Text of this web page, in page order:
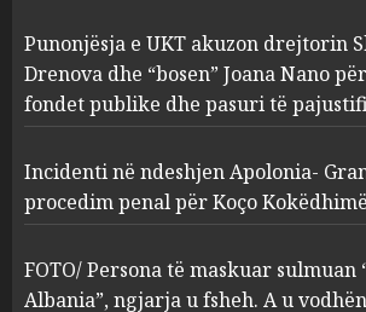
2
Apolonia-
procedim
Kokëdhimën
MARCH 27, 2025
FOTO/ Persona
sulmuan “One
ngjarja u fsheh.
serverat?
Punonjësja e UKT akuzon drejtorin
Drenova dhe “bosen” Joana Nano
fondet publike dhe pasuri të
Incidenti në ndeshjen Apolonia-
procedim penal për Koço
FOTO/ Persona të maskuar sulmuan
Albania”, ngjarja u fsheh. A u